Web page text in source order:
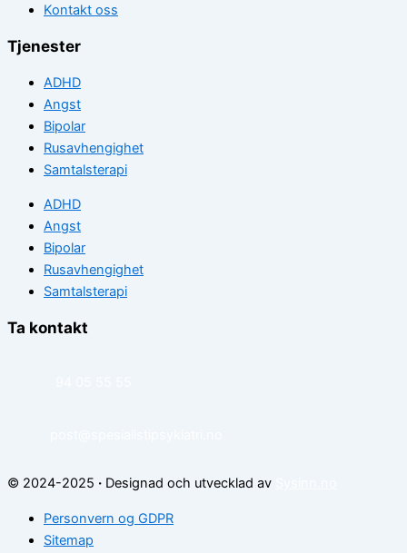
Kontakt oss
Tjenester
ADHD
Angst
Bipolar
Rusavhengighet
Samtalsterapi
ADHD
Angst
Bipolar
Rusavhengighet
Samtalsterapi
Ta kontakt
© 2024-2025 · Designad och utvecklad av
Personvern og GDPR
Sitemap